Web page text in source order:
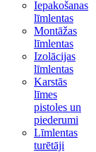
Iepakošanas
līmlentas
Montāžas
līmlentas
Izolācijas
līmlentas
Karstās
līmes
pistoles un
piederumi
Līmlentas
turētāji